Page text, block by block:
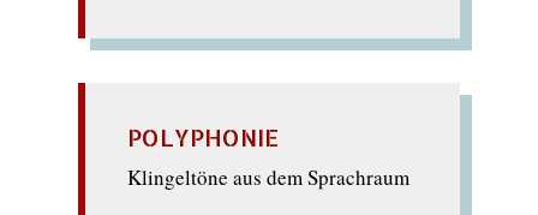
POLYPHONIE
Klingeltöne aus dem Sprachraum